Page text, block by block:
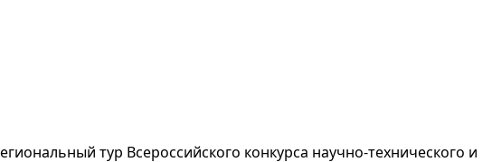
тур Всероссийского конкурса научно-технического и